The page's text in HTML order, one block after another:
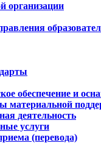
организации
обеспечение и
материальной
деятельность
услуги
(перевода)